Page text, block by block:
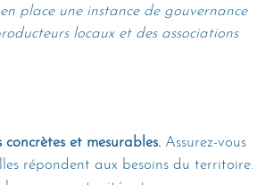
place une instance de gouvernance
locaux et des associations
et mesurables. Assurez-vous
répondent aux besoins du territoire.